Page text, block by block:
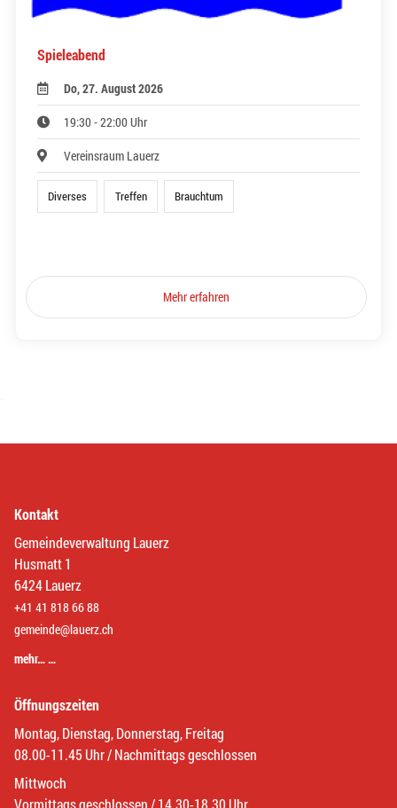
Spieleabend
Do, 27. August 2026
19:30 - 22:00 Uhr
Vereinsraum Lauerz
Diverses Treffen Brauchtum
Mehr erfahren
Kontakt
Gemeindeverwaltung Lauerz
Husmatt 1
6424 Lauerz
+41 41 818 66 88
gemeinde@lauerz.ch
mehr… …
Öffnungszeiten
Montag, Dienstag, Donnerstag, Freitag
08.00-11.45 Uhr / Nachmittags geschlossen
Mittwoch
Vormittags geschlossen / 14.30-18.30 Uhr